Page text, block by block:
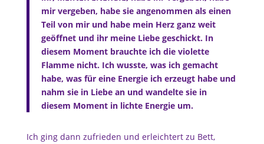
mir vergeben, habe sie angenommen als einen
Teil von mir und habe mein Herz ganz weit
geöffnet und ihr meine Liebe geschickt. In
diesem Moment brauchte ich die violette
Flamme nicht. Ich wusste, was ich gemacht
habe, was für eine Energie ich erzeugt habe und
nahm sie in Liebe an und wandelte sie in
diesem Moment in lichte Energie um.
Ich ging dann zufrieden und erleichtert zu Bett,